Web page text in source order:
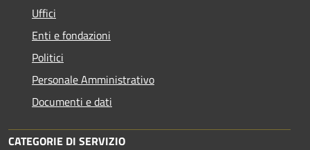
Uffici
Enti e fondazioni
Politici
Personale Amministrativo
Documenti e dati
CATEGORIE DI SERVIZIO